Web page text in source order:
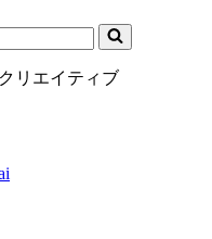
リエイティブ